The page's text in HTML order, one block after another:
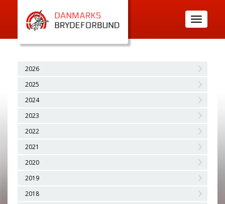
Toggle
navigation
2026
2025
2024
2023
2022
2021
2020
2019
2018